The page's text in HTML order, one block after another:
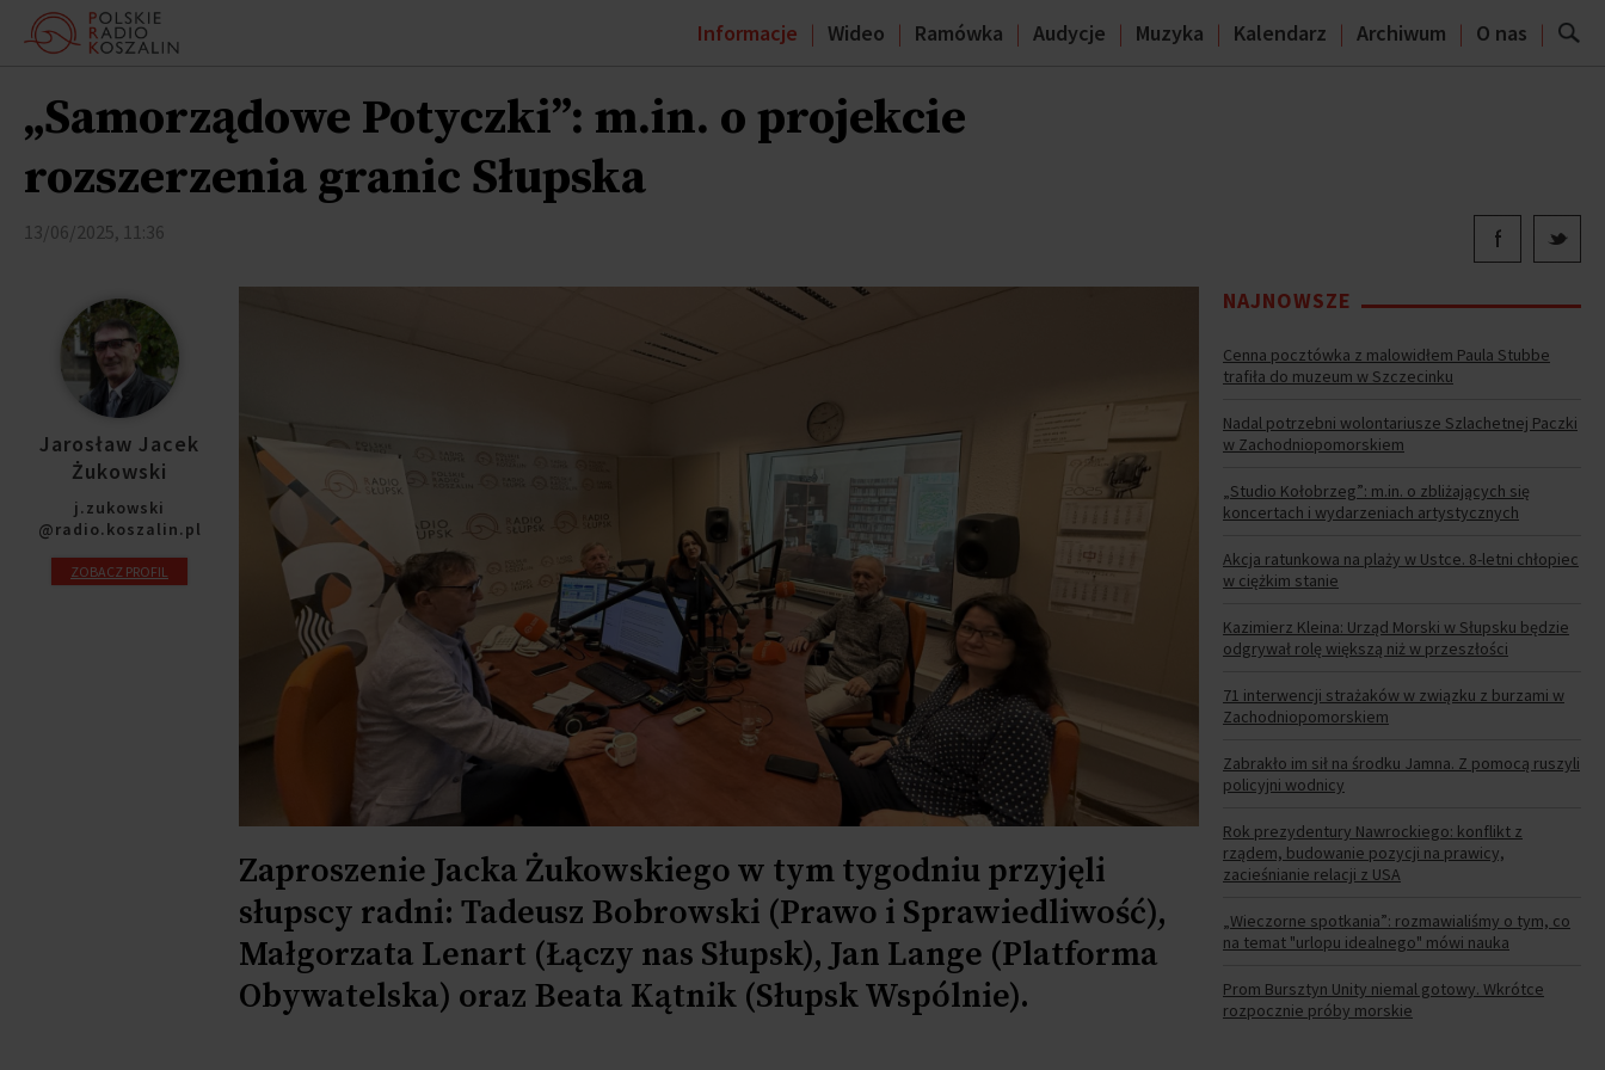
Informacje Wideo Ramówka Audycje Muzyka Kalendarz Archiwum O nas
„Samorządowe Potyczki”: m.in. o projekcie
rozszerzenia granic Słupska
13/06/2025, 11:36
Jarosław Jacek
ukowski
j.zukowski
@radio.koszalin.pl
ZOBACZ PROFIL
Zaproszenie Jacka Żukowskiego w tym tygodniu przyjęli
słupscy radni: Tadeusz Bobrowski (Prawo i Sprawiedliwość),
Małgorzata Lenart (Łączy nas Słupsk), Jan Lange (Platforma
Obywatelska) oraz Beata Kątnik (Słupsk Wspólnie).
NAJNOWSZE
Cenna pocztówka z malowidłem Paula Stubbe
trafiła do muzeum w Szczecinku
Nadal potrzebni wolontariusze Szlachetnej Paczki
w Zachodniopomorskiem
„Studio Kołobrzeg”: m.in. o zbliżających się
koncertach i wydarzeniach artystycznych
Akcja ratunkowa na plaży w Ustce. 8-letni chłopiec
w ciężkim stanie
Kazimierz Kleina: Urząd Morski w Słupsku będzie
odgrywał rolę większą niż w przeszłości
71 interwencji strażaków w związku z burzami w
Zachodniopomorskiem
Zabrakło im sił na środku Jamna. Z pomocą ruszyli
policyjni wodnicy
Rok prezydentury Nawrockiego: konflikt z
rządem, budowanie pozycji na prawicy,
zacieśnianie relacji z USA
„Wieczorne spotkania”: rozmawialiśmy o tym, co
na temat "urlopu idealnego" mówi nauka
Prom Bursztyn Unity niemal gotowy. Wkrótce
rozpocznie próby morskie